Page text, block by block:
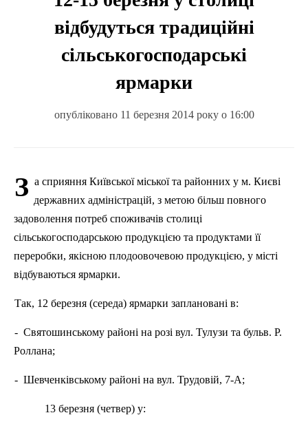
відбудуться традиційні
сільськогосподарські
ярмарки
опубліковано 11 березня 2014 року о 16:00
З а сприяння Київської міської та районних у м. Києві
державних адміністрацій, з метою більш повного
задоволення потреб споживачів столиці
сільськогосподарською продукцією та продуктами її
переробки, якісною плодоовочевою продукцією, у місті
відбуваються ярмарки.
Так, 12 березня (середа) ярмарки заплановані в:
- Святошинському районі на розі вул. Тулузи та бульв. Р.
Роллана;
- Шевченківському районі на вул. Трудовій, 7-А;
13 березня (четвер) у: